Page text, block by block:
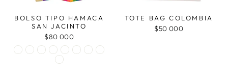
BOLSO TIPO HAMACA
SAN JACINTO
$80 000
TOTE BAG COLOMBIA
$50 000